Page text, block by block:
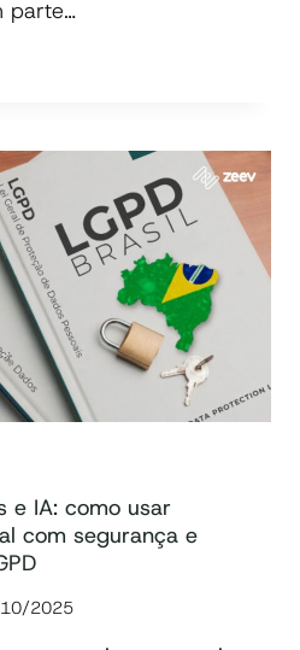
parte…
e IA: como usar
com segurança e
2025